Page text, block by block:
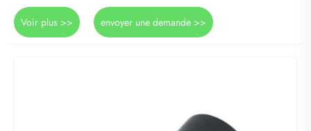
Voir plus >> envoyer une demande >>